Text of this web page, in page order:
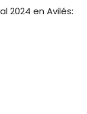
2024 en Avilés: